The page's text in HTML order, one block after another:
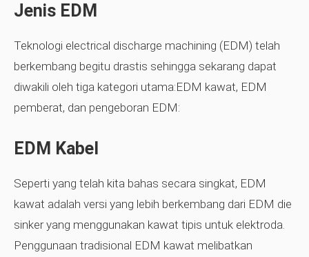
Jenis EDM
Teknologi electrical discharge machining (EDM) telah
berkembang begitu drastis sehingga sekarang dapat
diwakili oleh tiga kategori utama:EDM kawat, EDM
pemberat, dan pengeboran EDM:
EDM Kabel
Seperti yang telah kita bahas secara singkat, EDM
kawat adalah versi yang lebih berkembang dari EDM die
sinker yang menggunakan kawat tipis untuk elektroda.
Penggunaan tradisional EDM kawat melibatkan